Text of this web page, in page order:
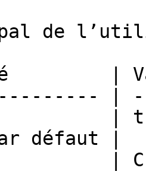
de
|
|
par
|